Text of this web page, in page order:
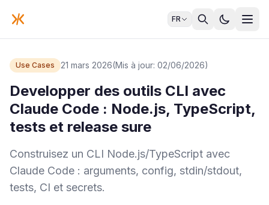
FR
Use Cases 21 mars 2026(Mis à jour: 02/06/2026)
Developper des outils CLI avec
Claude Code : Node.js, TypeScript,
tests et release sure
Construisez un CLI Node.js/TypeScript avec
Claude Code : arguments, config, stdin/stdout,
tests, CI et secrets.